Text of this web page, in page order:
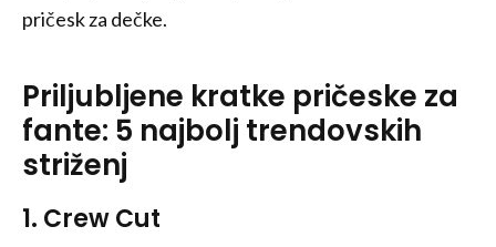
pričesk za dečke.
Priljubljene kratke pričeske za
fante: 5 najbolj trendovskih
striženj
1. Crew Cut